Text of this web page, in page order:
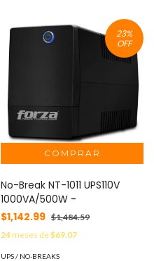
23%
OFF
No-Break NT-1011 UPS110V
1000VA/500W -
$1,142.99 $1,484.59
24meses de$69.07
UPS / NO-BREAKS